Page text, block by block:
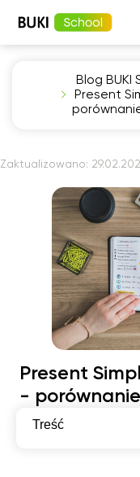
Chemia
Blog BUKI
Present
Zaktualizowano:
Present
-
Treść